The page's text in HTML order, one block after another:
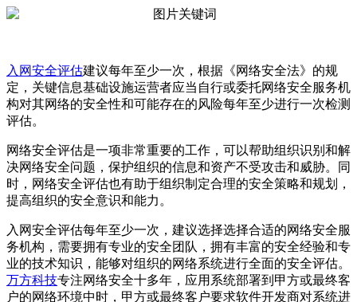
入网安全评估建议每年至少一次，根据《网络安全法》的规
定，关键信息基础设施运营者应当自行或委托网络安全服务机
构对其网络的安全性和可能存在的风险每年至少进行一次检测
评估。
网络安全评估是一项非常重要的工作，可以帮助组织识别和解
决网络安全问题，保护组织的信息和资产不受攻击和威胁。同
时，网络安全评估也有助于组织制定合理的安全策略和规划，
提高组织的安全意识和能力。
入网安全评估每年至少一次，建议选择选择合适的网络安全服
务机构，需要拥有专业的安全团队，拥有丰富的安全经验和专
业的技术知识，能够对组织的网络系统进行全面的安全评估。
万方科技专注网络安全十多年，应用系统部署到甲方或最终客
户的网络环境中时，甲方或最终客户要求软件开发商对系统进